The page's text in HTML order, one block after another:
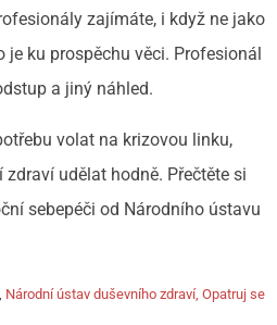
zajímáte, i když ne jako
je ku prospěchu věci. Profesionál
a jiný náhled.
volat na krizovou linku,
zdraví udělat hodně. Přečtěte si
sebepéči od Národního ústavu
Národní ústav duševního zdraví, Opatruj se